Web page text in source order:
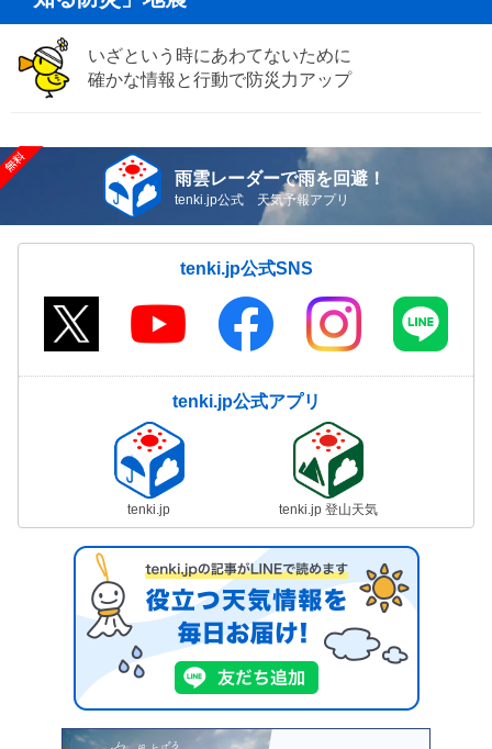
いざという時にあわてないために
確かな情報と行動で防災力アップ
雨雲レーダーで雨を回避！
tenki.jp公式 天気予報アプリ
tenki.jp公式SNS
tenki.jp公式アプリ
tenki.jp tenki.jp 登山天気